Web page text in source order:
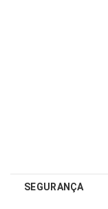
SEGURANÇA